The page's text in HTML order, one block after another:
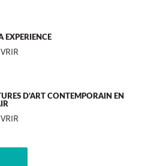
EXPERIENCE
D’ART CONTEMPORAIN EN